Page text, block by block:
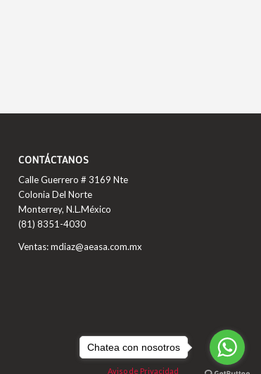
CONTÁCTANOS
Calle Guerrero # 3169 Nte
Colonia Del Norte
Monterrey, N.L.México
(81) 8351-4030
Ventas: mdiaz@aeasa.com.mx
Aviso de Privacidad
Chatea con nosotros